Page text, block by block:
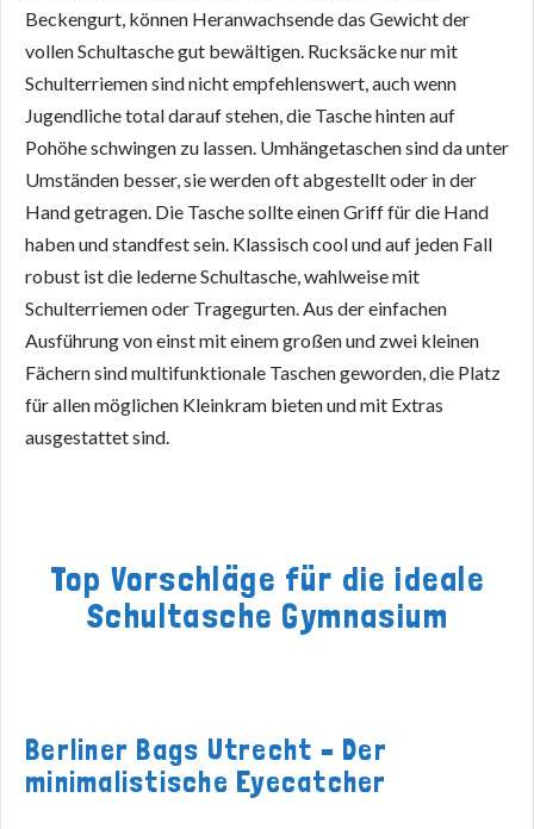
Beckengurt, können Heranwachsende das Gewicht der
vollen Schultasche gut bewältigen. Rucksäcke nur mit
Schulterriemen sind nicht empfehlenswert, auch wenn
Jugendliche total darauf stehen, die Tasche hinten auf
Pohöhe schwingen zu lassen. Umhängetaschen sind da unter
Umständen besser, sie werden oft abgestellt oder in der
Hand getragen. Die Tasche sollte einen Griff für die Hand
haben und standfest sein. Klassisch cool und auf jeden Fall
robust ist die lederne Schultasche, wahlweise mit
Schulterriemen oder Tragegurten. Aus der einfachen
Ausführung von einst mit einem großen und zwei kleinen
Fächern sind multifunktionale Taschen geworden, die Platz
für allen möglichen Kleinkram bieten und mit Extras
ausgestattet sind.
Top Vorschläge für die ideale
Schultasche Gymnasium
Berliner Bags Utrecht – Der
minimalistische Eyecatcher